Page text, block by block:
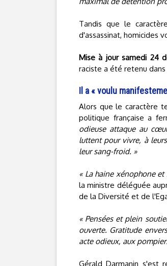
Tandis que le
d'assassinat, homicides
Mise à jour samedi 24
raciste a été retenu
Il a « voulu
Alors que le caractère
politique française a
odieuse attaque au
luttent pour vivre, à
leur sang-froid. »
« La haine xénophone
la ministre déléguée
de la Diversité et de
« Pensées et plein
ouverte. Gratitude
acte odieux, aux
Gérald Darmanin s'est